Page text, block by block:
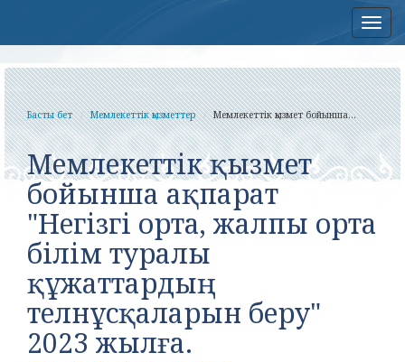
Басты бет Мемлекеттік қызметтер Мемлекеттік қызмет бойынша...
Мемлекеттік қызмет
бойынша ақпарат
"Негізгі орта, жалпы орта
білім туралы
құжаттардың
телнұсқаларын беру"
2023 жылға.